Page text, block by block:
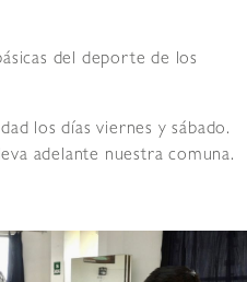
del deporte de los
los días viernes y sábado.
adelante nuestra comuna.